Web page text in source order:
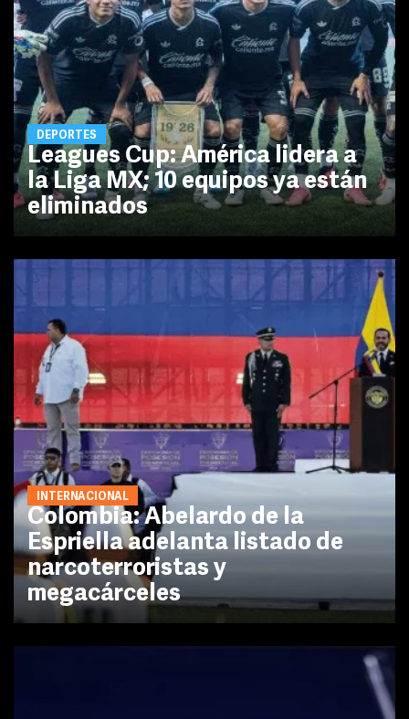
DEPORTES
Leagues Cup: América lidera a
la Liga MX; 10 equipos ya están
eliminados
INTERNACIONAL
Colombia: Abelardo de la
Espriella adelanta listado de
narcoterroristas y
megacárceles